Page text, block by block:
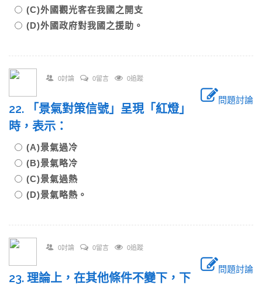
(C)外國觀光客在我國之開支
(D)外國政府對我國之援助。
0討論 0留言 0追蹤
問題討論
22. 「景氣對策信號」呈現「紅燈」
時，表示：
(A)景氣過冷
(B)景氣略冷
(C)景氣過熱
(D)景氣略熱。
0討論 0留言 0追蹤
問題討論
23. 理論上，在其他條件不變下，下